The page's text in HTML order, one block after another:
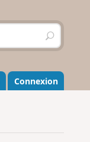
R
e
h
e
r
r
Connexion